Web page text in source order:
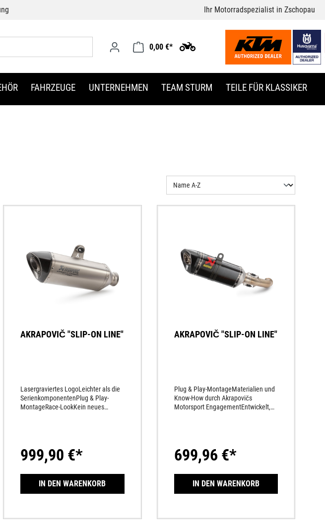
Ihr Motorradspezialist in Zschopau
0,00 €*
FAHRZEUGE UNTERNEHMEN TEAM STURM TEILE FÜR KLASSIKER
AKRAPOVIČ "SLIP-ON LINE"
Lasergraviertes LogoLeichter als die
SerienkomponentenPlug & Play-
MontageRace-LookKein neues
kg
999,90 €*
IN DEN WARENKORB
AKRAPOVIČ "SLIP-ON LINE"
Plug & Play-MontageMaterialien und
Know-How durch Akrapovičs
Motorsport EngagementEntwickelt,
Motormapping notwendigDer
Endschalldämpfer passt auf
699,96 €*
IN DEN WARENKORB